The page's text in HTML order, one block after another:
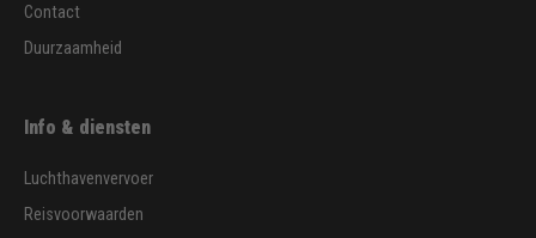
Contact
Duurzaamheid
Info & diensten
Luchthavenvervoer
Reisvoorwaarden